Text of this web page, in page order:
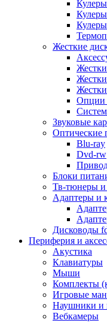
Серверы
Кулеры
Жесткие
Опции
Звуковые
Оптические
Blu-ray
Dvd-rw
Блоки
Тв-тюнеры и
Адаптеры и
Дисководы
Периферия и
Акустика
Клавиатуры
Мыши
Комплекты
Игровые
Наушники и
Вебкамеры